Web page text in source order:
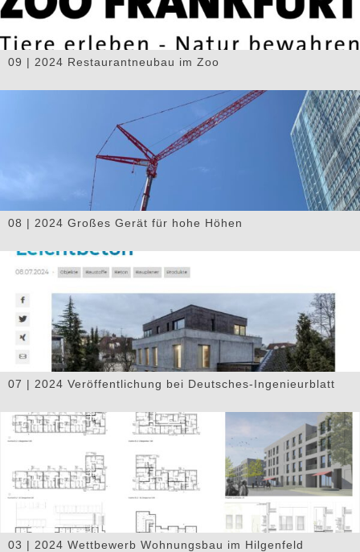
09 | 2024 Restaurantneubau im Zoo
08 | 2024 Großes Gerät für hohe Höhen
07 | 2024 Veröffentlichung bei Deutsches-Ingenieurblatt
03 | 2024 Wettbewerb Wohnungsbau im Hilgenfeld